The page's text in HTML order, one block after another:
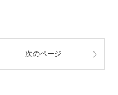
次のページ